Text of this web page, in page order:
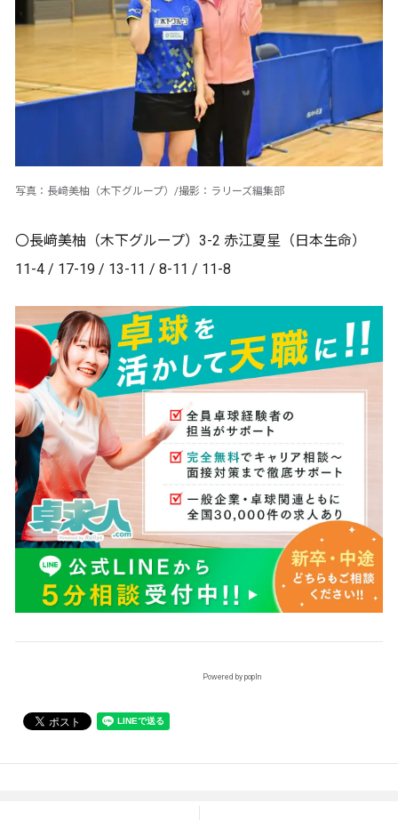
写真：長﨑美柚（木下グループ）/撮影：ラリーズ編集部
〇長﨑美柚（木下グループ）3-2 赤江夏星（日本生命）
11-4 / 17-19 / 13-11 / 8-11 / 11-8
Powered by popIn